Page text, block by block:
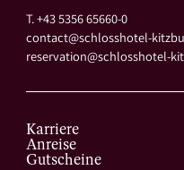
T. +43 5356 65660-0
contact@schlosshotel-
reservation@schlosshotel-
Karriere
Anreise
Gutscheine